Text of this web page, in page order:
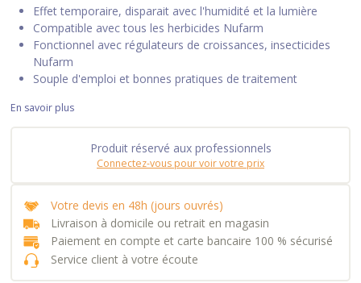
Effet temporaire, disparait avec l'humidité et la lumière
Compatible avec tous les herbicides Nufarm
Fonctionnel avec régulateurs de croissances, insecticides
Nufarm
Souple d'emploi et bonnes pratiques de traitement
En savoir plus
Produit réservé aux professionnels
Connectez-vous pour voir votre prix
Votre devis en 48h (jours ouvrés)
Livraison à domicile ou retrait en magasin
Paiement en compte et carte bancaire 100 % sécurisé
Service client à votre écoute